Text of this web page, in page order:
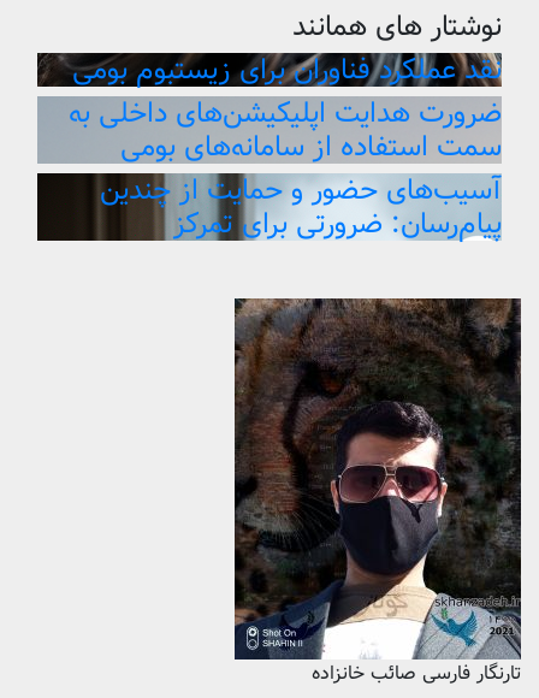
نوشتار های همانند
نقد عملکرد فناوران برای زیستبوم بومی
ضرورت هدایت اپلیکیشن‌های داخلی به
سمت استفاده از سامانه‌های بومی
آسیب‌های حضور و حمایت از چندین
پیام‌رسان: ضرورتی برای تمرکز
تارنگار فارسی صائب خانزاده